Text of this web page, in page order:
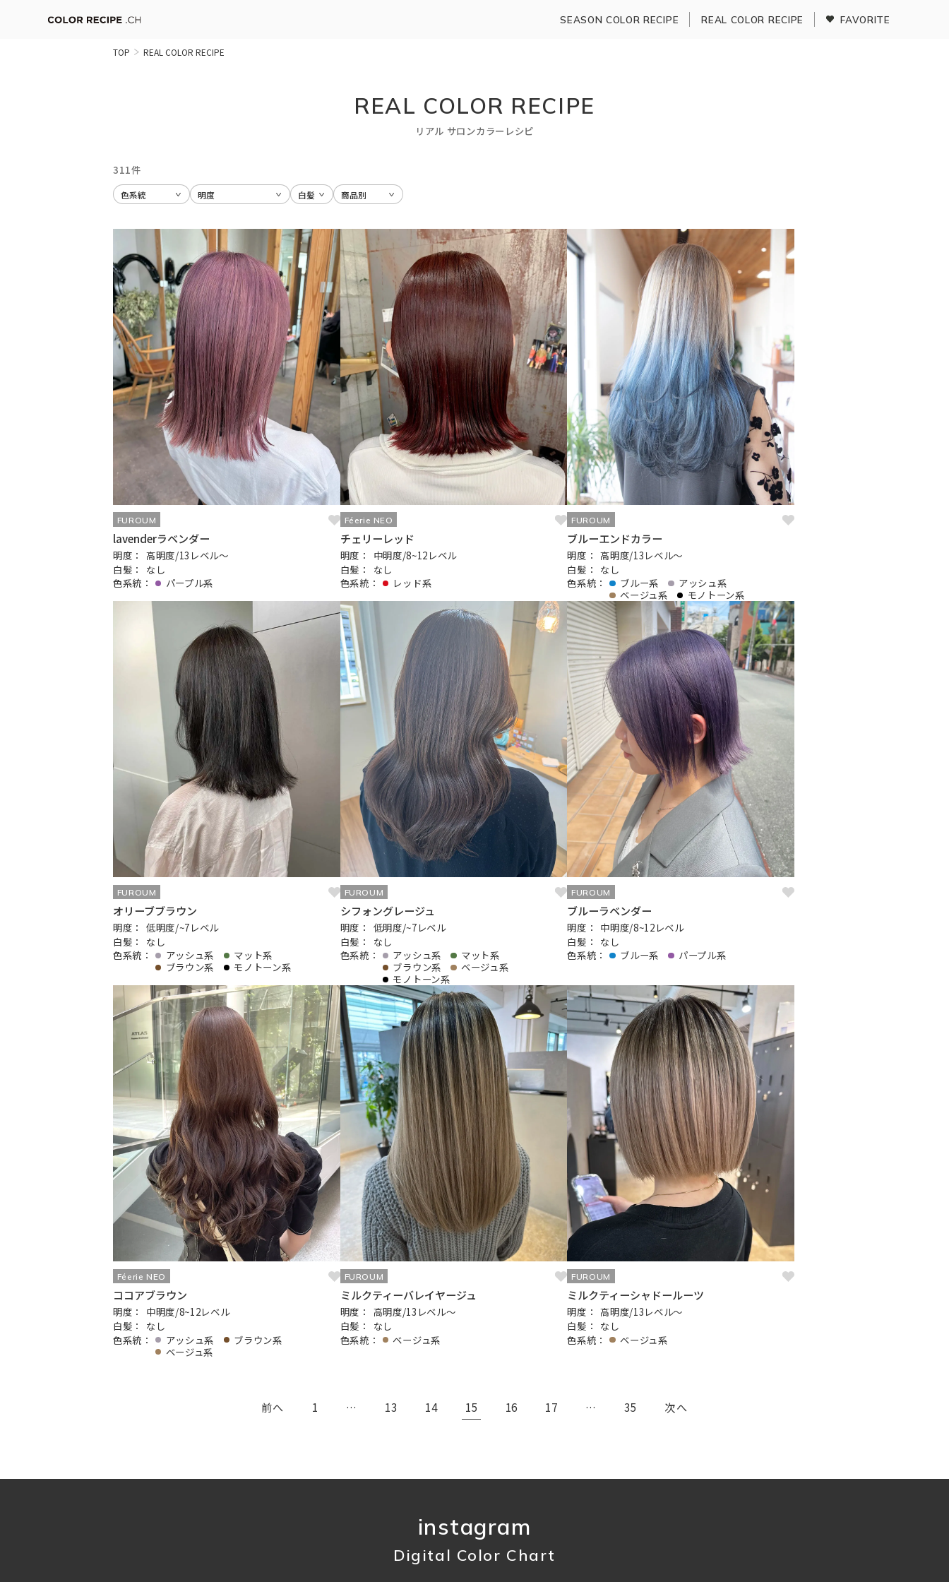
SEASON COLOR RECIPE REAL COLOR RECIPE FAVORITE
TOP REAL COLOR RECIPE
REAL COLOR RECIPE
リアル サロンカラーレシピ
311件
FUROUM
lavenderラベンダー
明度： 高明度/13レベル〜
白髪：
なし
色系統：
パープル系
Féerie NEO
チェリーレッド
明度：
中明度/8~12レベル
白髪：
なし
色系統：
レッド系
記事を読む
FUROUM
ブルーエンドカラー
明度： 高明度/13レベル〜
白髪： なし
色系統：
ブルー系
アッシュ系
ベージュ系
モノトーン系
FUROUM
オリーブブラウン
明度： 低明度/~7レベル
白髪：
なし
色系統：
アッシュ系
マット系
ブラウン系
モノトーン系
記事を読む
FUROUM
シフォングレージュ
明度： 低明度/~7レベル
白髪：
なし
色系統：
アッシュ系
マット系
ブラウン系
ベージュ系
モノトーン系
記事を読む
FUROUM
ブルーラベンダー
明度： 中明度/8~12レベル
白髪： なし
色系統：
ブルー系 パープル系
Féerie NEO
ココアブラウン
明度：
中明度/8~12レベル
白髪：
なし
色系統：
アッシュ系
ブラウン系
ベージュ系
記事を読む
FUROUM
ミルクティーバレイヤージュ
明度： 高明度/13レベル〜
白髪：
なし
色系統：
ベージュ系
記事を読む
FUROUM
ミルクティーシャドールーツ
明度： 高明度/13レベル〜
白髪： なし
色系統：
ベージュ系
前へ 1 … 13 14 15 16 17 … 35 次へ
instagram
Digital Color Chart